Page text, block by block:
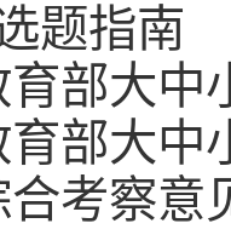
题指南
育部大中
育部大
合考察意